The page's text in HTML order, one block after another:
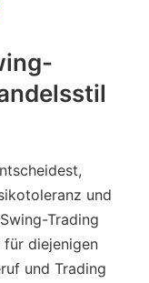
und
Trading
für diejenigen
und Trading